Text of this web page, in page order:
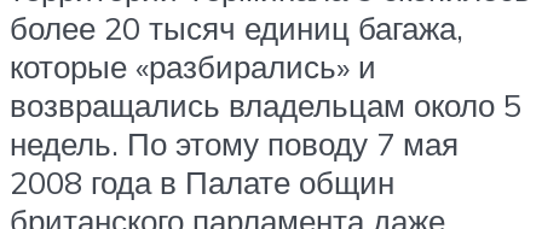
более 20 тысяч единиц багажа,
которые «разбирались» и
возвращались владельцам около 5
недель. По этому поводу 7 мая
2008 года в Палате общин
британского парламента даже